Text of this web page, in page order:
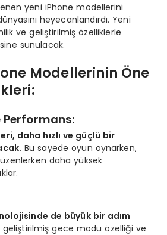
yeni iPhone modellerini
heyecanlandırdı. Yeni
ve geliştirilmiş özelliklerle
sunulacak.
Modellerinin Öne
Performans:
daha hızlı ve güçlü bir
Bu sayede oyun oynarken,
daha yüksek
de büyük bir adım
geliştirilmiş gece modu özelliği ve